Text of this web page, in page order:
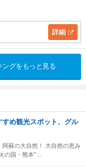
詳細
ングをもっと見る
め観光スポット、グル
蘇の大自然！ 大自然の恵み
の国・熊本" ...